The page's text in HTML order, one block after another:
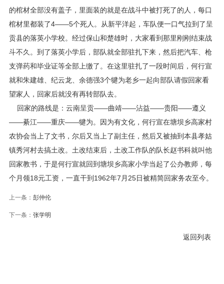
的棺材全部没有盖子，里面装的就是在战斗中被打死了的人，每口
棺材里都装了4——5个死人。从新平洋起，车队便一口气拉到了呈
贡县的落英小学校。经过保山和楚雄时，大家看到那里刚刚结束战
斗不久。到了落英小学后，部队就全部驻扎下来，然后把汽车、枪
支弹药和毕业证等全部上缴了。在这里驻扎了一段时间后，何行宣
就和朱建雄、纪云龙、余德强3个犍为老乡一起向部队请假回家看
望家人，回家后就没有再转部队去。
回家的路线是：云南呈贡——曲靖——沾益——贵阳——遵义
——綦江——重庆——犍为。因为有文化，何行宣在塘坝乡高家村
农协会当上了文书，尔后又当上了副主任，然后又被抽到本县孝姑
镇秀河村去搞土改。土改结束后，土改工作队的队长赵书科就叫他
回家教书，于是何行宣就回到塘坝乡高家小学当起了公办教师，每
个月领18元工资，一直干到1962年7月25日被精简回家务农至今。
上一条： 彭仲伦
下一条： 张学明
返回列表